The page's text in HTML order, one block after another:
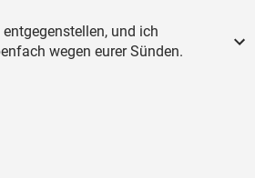
und ich
wegen eurer Sünden.